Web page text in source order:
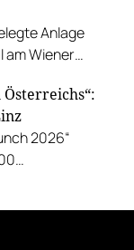
Anlage
am Wiener
Österreichs“:
2026“